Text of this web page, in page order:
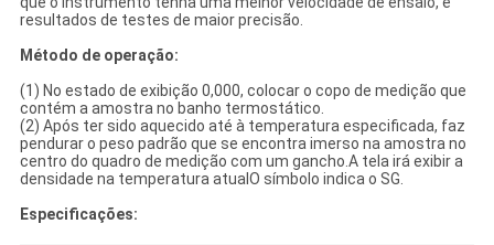
resultados de testes de maior precisão.
Método de operação:
(1) No estado de exibição 0,000, colocar o copo de medição que
contém a amostra no banho termostático.
(2) Após ter sido aquecido até à temperatura especificada, faz
pendurar o peso padrão que se encontra imerso na amostra no
centro do quadro de medição com um gancho.A tela irá exibir a
densidade na temperatura atualO símbolo indica o SG.
Especificações: